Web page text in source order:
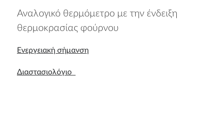
Αναλογικό θερμόμετρο με την ένδειξη
θερμοκρασίας φούρνου
Ενεργειακή σήμανση
Διαστασιολόγιο